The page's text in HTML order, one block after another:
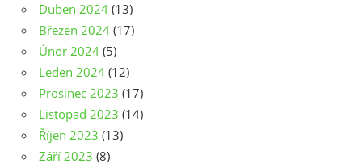
Duben 2024 (13)
Březen 2024 (17)
Únor 2024 (5)
Leden 2024 (12)
Prosinec 2023 (17)
Listopad 2023 (14)
Říjen 2023 (13)
Září 2023 (8)